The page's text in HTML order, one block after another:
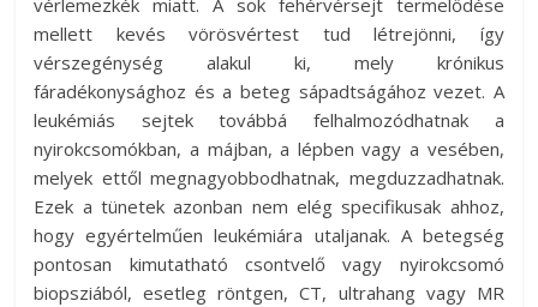
mellett kevés vörösvértest tud létrejönni, így
vérszegénység alakul ki, mely krónikus
fáradékonysághoz és a beteg sápadtságához vezet. A
leukémiás sejtek továbbá felhalmozódhatnak a
nyirokcsomókban, a májban, a lépben vagy a vesében,
melyek ettől megnagyobbodhatnak, megduzzadhatnak.
Ezek a tünetek azonban nem elég specifikusak ahhoz,
hogy egyértelműen leukémiára utaljanak. A betegség
pontosan kimutatható csontvelő vagy nyirokcsomó
biopsziából, esetleg röntgen, CT, ultrahang vagy MR